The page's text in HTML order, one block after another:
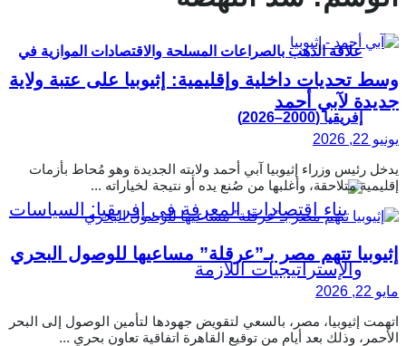
علاقة الذهب بالصراعات المسلحة والاقتصادات الموازية في
إفريقيا (2000–2026)
وسط تحديات داخلية وإقليمية: إثيوبيا على عتبة ولاية
جديدة لآبي أحمد
يونيو 22, 2026
يدخل رئيس وزراء إثيوبيا آبي أحمد ولايته الجديدة وهو مُحاط بأزمات
إقليمية متلاحقة، وأغلبها من صُنع يده أو نتيجة لخياراته ...
إثيوبيا تتهم مصر بـ”عرقلة” مساعيها للوصول البحري
مايو 22, 2026
اتهمت إثيوبيا، مصر، بالسعي لتقويض جهودها لتأمين الوصول إلى البحر
الأحمر، وذلك بعد أيام من توقيع القاهرة اتفاقية تعاون بحري ...